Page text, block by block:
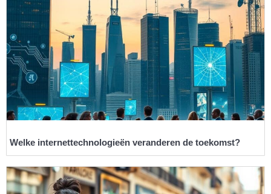
Welke internettechnologieën veranderen de toekomst?